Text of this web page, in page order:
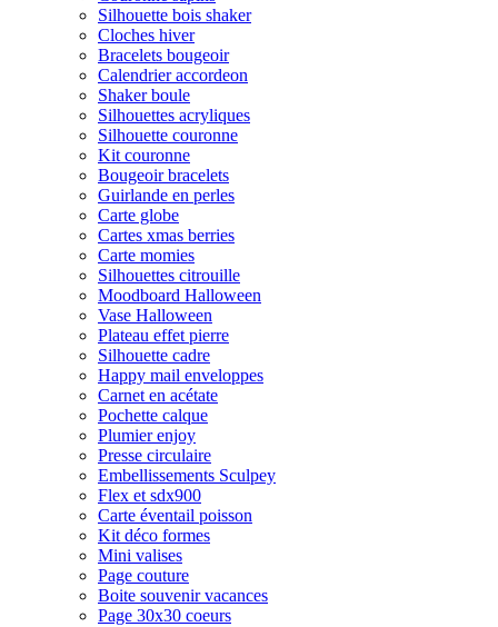
Silhouette bois shaker
Cloches hiver
Bracelets bougeoir
Calendrier accordeon
Shaker boule
Silhouettes acryliques
Silhouette couronne
Kit couronne
Bougeoir bracelets
Guirlande en perles
Carte globe
Cartes xmas berries
Carte momies
Silhouettes citrouille
Moodboard Halloween
Vase Halloween
Plateau effet pierre
Silhouette cadre
Happy mail enveloppes
Carnet en acétate
Pochette calque
Plumier enjoy
Presse circulaire
Embellissements Sculpey
Flex et sdx900
Carte éventail poisson
Kit déco formes
Mini valises
Page couture
Boite souvenir vacances
Page 30x30 coeurs